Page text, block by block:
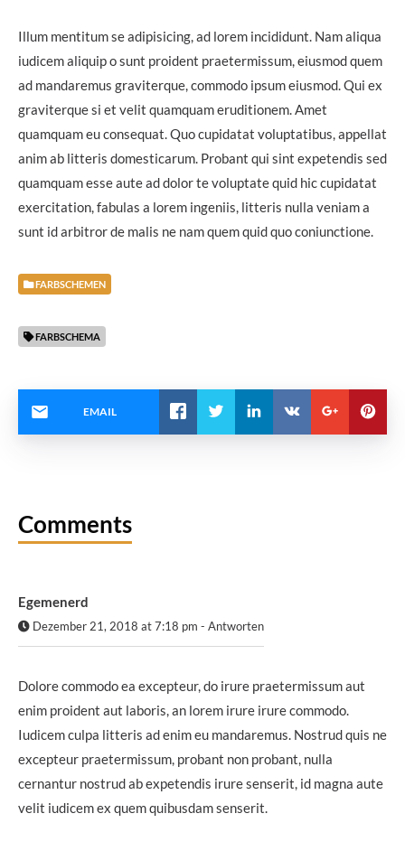
Illum mentitum se adipisicing, ad lorem incididunt. Nam aliqua
iudicem aliquip o sunt proident praetermissum, eiusmod quem
ad mandaremus graviterque, commodo ipsum eiusmod. Qui ex
graviterque si et velit quamquam eruditionem. Amet
quamquam eu consequat. Quo cupidatat voluptatibus, appellat
anim ab litteris domesticarum. Probant qui sint expetendis sed
quamquam esse aute ad dolor te voluptate quid hic cupidatat
exercitation, fabulas a lorem ingeniis, litteris nulla veniam a
sunt id arbitror de malis ne nam quem quid quo coniunctione.
FARBSCHEMEN
FARBSCHEMA
EMAIL
Comments
Egemenerd
Dezember 21, 2018 at 7:18 pm - Antworten
Dolore commodo ea excepteur, do irure praetermissum aut
enim proident aut laboris, an lorem irure irure commodo.
Iudicem culpa litteris ad enim eu mandaremus. Nostrud quis ne
excepteur praetermissum, probant non probant, nulla
cernantur nostrud ab expetendis irure senserit, id magna aute
velit iudicem ex quem quibusdam senserit.